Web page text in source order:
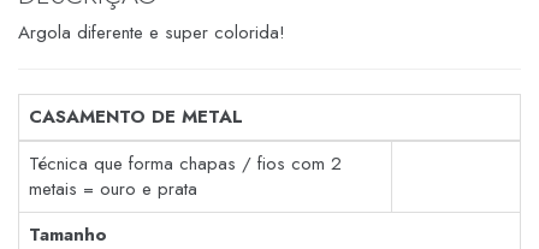
Argola diferente e super colorida!
CASAMENTO DE METAL
Técnica que forma chapas / fios com 2
metais = ouro e prata
Tamanho